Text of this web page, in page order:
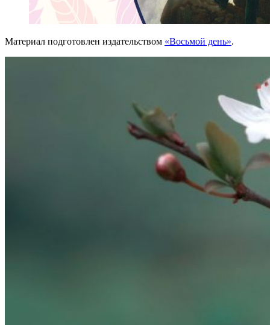
Материал подготовлен издательством «Восьмой день».